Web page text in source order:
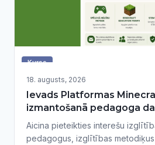
Kurss
18. augusts, 2026
Ievads Platformas
izmantošanā pedagoga
Aicina pieteikties interešu
pedagogus, izglītības